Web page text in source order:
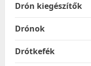
Drón kiegészítők
Drónok
Drótkefék